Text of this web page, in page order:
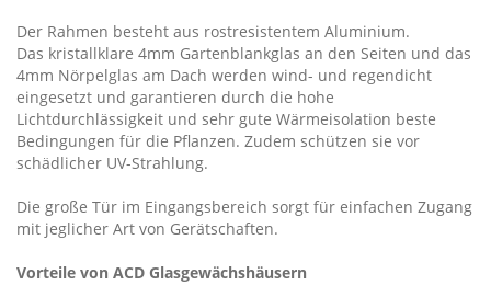
Der Rahmen besteht aus rostresistentem Aluminium.
Das kristallklare 4mm Gartenblankglas an den Seiten und das
4mm Nörpelglas am Dach werden wind- und regendicht
eingesetzt und garantieren durch die hohe
Lichtdurchlässigkeit und sehr gute Wärmeisolation beste
Bedingungen für die Pflanzen. Zudem schützen sie vor
schädlicher UV-Strahlung.
Die große Tür im Eingangsbereich sorgt für einfachen Zugang
mit jeglicher Art von Gerätschaften.
Vorteile von ACD Glasgewächshäusern